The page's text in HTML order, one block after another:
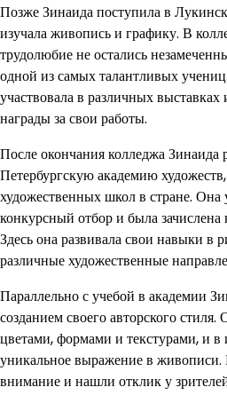
Позже Зинаида поступила в
изучала живопись и графику. В
трудолюбие не остались
одной из самых талантливых
участвовала в различных
награды за свои работы.
После окончания колледжа
Петербургскую академию
художественных школ в стране.
конкурсный отбор и была зачислена
Здесь она развивала свои навыки в
различные художественные
Параллельно с учебой в академии
созданием своего авторского
цветами, формами и текстурами, и в
уникальное выражение в живописи.
внимание и нашли отклик у